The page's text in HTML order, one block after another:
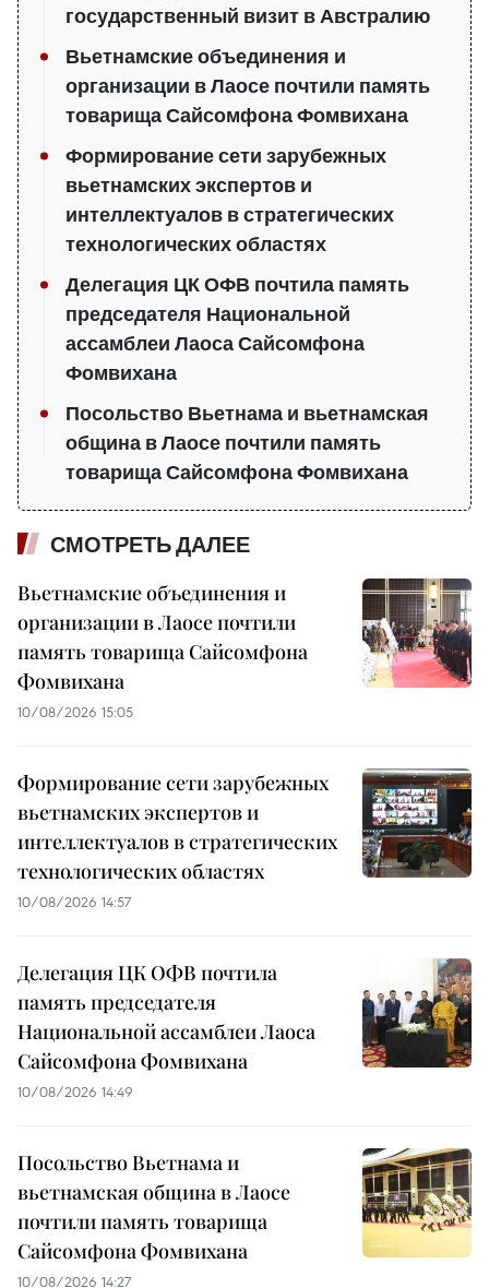
государственный визит в Австралию
Вьетнамские объединения и
организации в Лаосе почтили память
товарища Сайсомфона Фомвихана
Формирование сети зарубежных
вьетнамских экспертов и
интеллектуалов в стратегических
технологических областях
Делегация ЦК ОФВ почтила память
председателя Национальной
ассамблеи Лаоса Сайсомфона
Фомвихана
Посольство Вьетнама и вьетнамская
община в Лаосе почтили память
товарища Сайсомфона Фомвихана
СМОТРЕТЬ ДАЛЕЕ
Вьетнамские объединения и
организации в Лаосе почтили
память товарища Сайсомфона
Фомвихана
10/08/2026 15:05
Формирование сети зарубежных
вьетнамских экспертов и
интеллектуалов в стратегических
технологических областях
10/08/2026 14:57
Делегация ЦК ОФВ почтила
память председателя
Национальной ассамблеи Лаоса
Сайсомфона Фомвихана
10/08/2026 14:49
Посольство Вьетнама и
вьетнамская община в Лаосе
почтили память товарища
Сайсомфона Фомвихана
10/08/2026 14:27